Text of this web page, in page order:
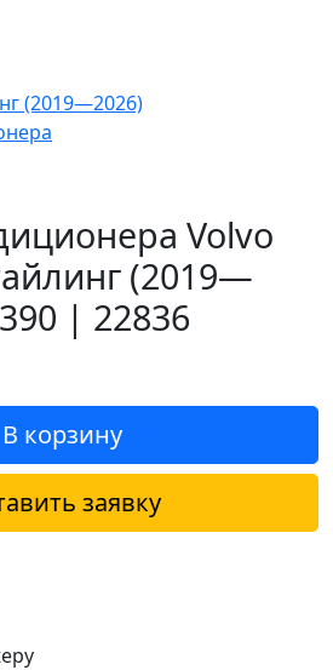
(2019—2026)
Volvo
(2019—
| 22836
В корзину
заявку